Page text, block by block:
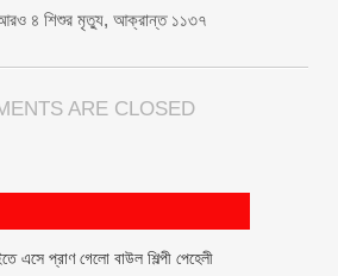
আরও ৪ শিশুর মৃত্যু, আক্রান্ত ১১৩৭
ARE CLOSED
এসে প্রাণ গেলো বাউল শিল্পী পেহেলী